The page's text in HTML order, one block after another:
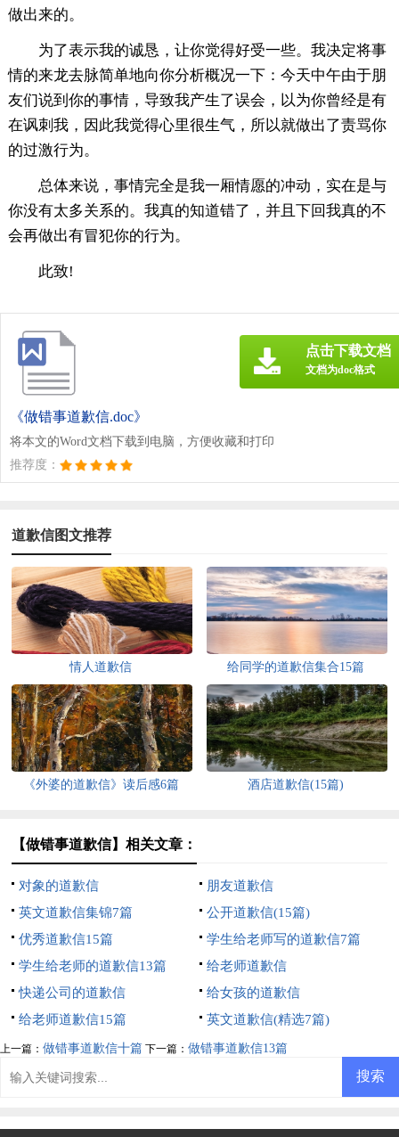
做出来的。
为了表示我的诚恳，让你觉得好受一些。我决定将事
情的来龙去脉简单地向你分析概况一下：今天中午由于朋
友们说到你的事情，导致我产生了误会，以为你曾经是有
在讽刺我，因此我觉得心里很生气，所以就做出了责骂你
的过激行为。
总体来说，事情完全是我一厢情愿的冲动，实在是与
你没有太多关系的。我真的知道错了，并且下回我真的不
会再做出有冒犯你的行为。
此致!
《做错事道歉信.doc》
将本文的Word文档下载到电脑，方便收藏和打印
推荐度：
点击下载文档
文档为doc格式
道歉信图文推荐
情人道歉信 给同学的道歉信集合15篇
《外婆的道歉信》读后感6篇 酒店道歉信(15篇)
【做错事道歉信】相关文章：
对象的道歉信
朋友道歉信
英文道歉信集锦7篇
公开道歉信(15篇)
优秀道歉信15篇
学生给老师写的道歉信7篇
学生给老师的道歉信13篇
给老师道歉信
快递公司的道歉信
给女孩的道歉信
给老师道歉信15篇
英文道歉信(精选7篇)
上一篇： 做错事道歉信十篇 下一篇： 做错事道歉信13篇